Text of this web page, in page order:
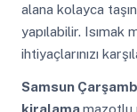
alana kolayca
yapılabilir. Isımak
ihtiyaçlarınızı
Samsun